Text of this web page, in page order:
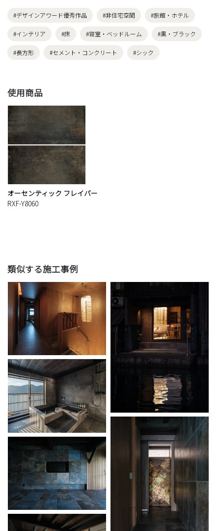
#デザインアワード優秀作品 #非住宅空間 #旅館・ホテル
#インテリア #床 #寝室・ベッドルーム #黒・ブラック
#長方形 #セメント・コンクリート #シック
使用商品
オーセンティック フレイバー
RXF-Y8060
類似する施工事例